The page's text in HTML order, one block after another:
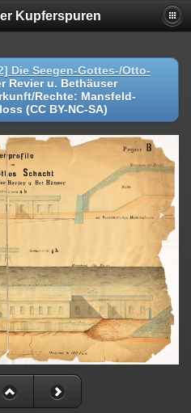
Kupferspuren
Die Seegen-Gottes-/Otto-
Revier u. Bethäuser
Rechte: Mansfeld-
(CC BY-NC-SA)